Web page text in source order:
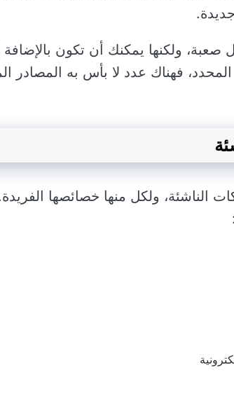
صعبة، ولكنها يمكنك أن تكون
فهناك عدد لا بأس به المصادر
الناشئة، ولكل منها خصائصها